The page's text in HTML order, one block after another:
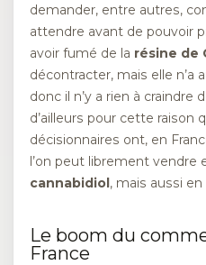
demander, entre autres,
attendre avant de pouvoir
avoir fumé de la résine de
décontracter, mais elle n’a
donc il n’y a rien à craindre
d’ailleurs pour cette raison
décisionnaires ont, en
l’on peut librement vendre
cannabidiol, mais aussi
Le boom du
France